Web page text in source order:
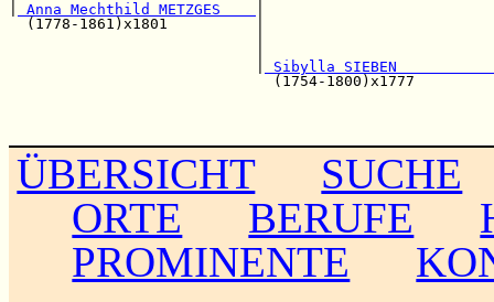
Anna Mechthild METZGES
(1778-1861)x1801          |
Sibylla SIEBEN
ÜBERSICHT
SUCHE
ORTE
BERUFE
PROMINENTE